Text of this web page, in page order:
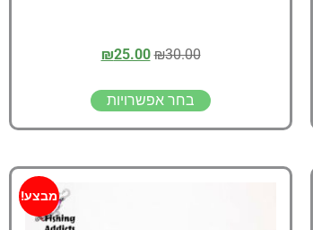
₪30.00
₪25.00
בחר אפשרויות
מבצע!